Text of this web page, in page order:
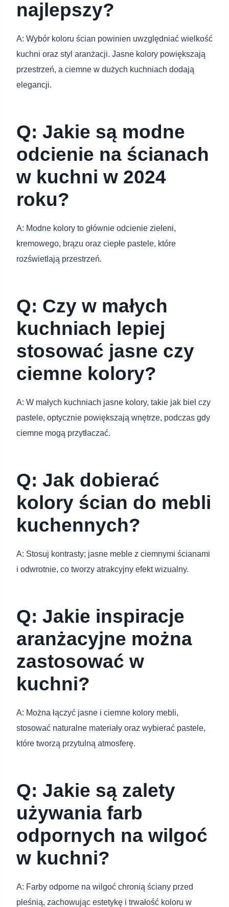
najlepszy?
A: Wybór koloru ścian powinien uwzględniać wielkość
kuchni oraz styl aranżacji. Jasne kolory powiększają
przestrzeń, a ciemne w dużych kuchniach dodają
elegancji.
Q: Jakie są modne
odcienie na ścianach
w kuchni w 2024
roku?
A: Modne kolory to głównie odcienie zieleni,
kremowego, brązu oraz ciepłe pastele, które
rozświetlają przestrzeń.
Q: Czy w małych
kuchniach lepiej
stosować jasne czy
ciemne kolory?
A: W małych kuchniach jasne kolory, takie jak biel czy
pastele, optycznie powiększają wnętrze, podczas gdy
ciemne mogą przytłaczać.
Q: Jak dobierać
kolory ścian do mebli
kuchennych?
A: Stosuj kontrasty; jasne meble z ciemnymi ścianami
i odwrotnie, co tworzy atrakcyjny efekt wizualny.
Q: Jakie inspiracje
aranżacyjne można
zastosować w
kuchni?
A: Można łączyć jasne i ciemne kolory mebli,
stosować naturalne materiały oraz wybierać pastele,
które tworzą przytulną atmosferę.
Q: Jakie są zalety
używania farb
odpornych na wilgoć
w kuchni?
A: Farby odporne na wilgoć chronią ściany przed
pleśnią, zachowując estetykę i trwałość koloru w